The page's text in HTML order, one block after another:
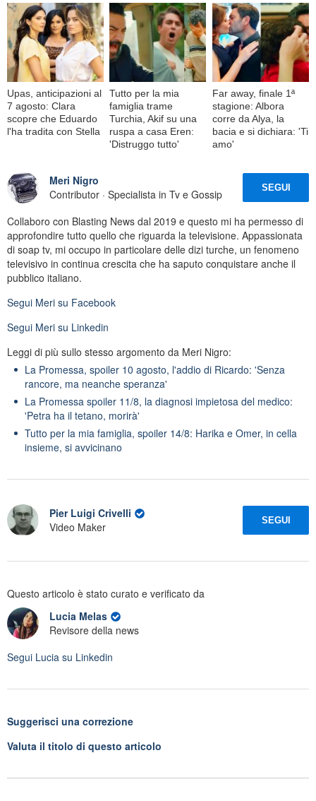
Upas, anticipazioni al
7 agosto: Clara
scopre che Eduardo
l'ha tradita con Stella
Tutto per la mia
famiglia trame
Turchia, Akif su una
ruspa a casa Eren:
'Distruggo tutto'
Far away, finale 1ª
stagione: Albora
corre da Alya, la
bacia e si dichiara: 'Ti
amo'
Meri Nigro
Contributor · Specialista in Tv e Gossip
SEGUI
Collaboro con Blasting News dal 2019 e questo mi ha permesso di
approfondire tutto quello che riguarda la televisione. Appassionata
di soap tv, mi occupo in particolare delle dizi turche, un fenomeno
televisivo in continua crescita che ha saputo conquistare anche il
pubblico italiano.
Segui Meri su Facebook
Segui Meri su Linkedin
Leggi di più sullo stesso argomento da Meri Nigro:
La Promessa, spoiler 10 agosto, l'addio di Ricardo: 'Senza
rancore, ma neanche speranza'
La Promessa spoiler 11/8, la diagnosi impietosa del medico:
'Petra ha il tetano, morirà'
Tutto per la mia famiglia, spoiler 14/8: Harika e Omer, in cella
insieme, si avvicinano
Pier Luigi Crivelli
Video Maker
SEGUI
Questo articolo è stato curato e verificato da
Lucia Melas
Revisore della news
Segui Lucia su Linkedin
Suggerisci una correzione
Valuta il titolo di questo articolo